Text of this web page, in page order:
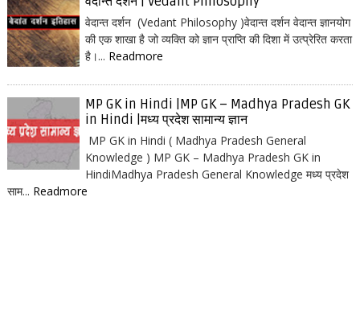
वेदान्त दर्शन (Vedant Philosophy )वेदान्त दर्शन वेदान्त ज्ञानयोग
की एक शाखा है जो व्यक्ति को ज्ञान प्राप्ति की दिशा में उत्प्रेरित करता
है।... Readmore
MP GK in Hindi |MP GK – Madhya Pradesh GK
in Hindi |मध्य प्रदेश सामान्य ज्ञान
MP GK in Hindi ( Madhya Pradesh General
Knowledge ) MP GK – Madhya Pradesh GK in
HindiMadhya Pradesh General Knowledge मध्य प्रदेश
साम... Readmore